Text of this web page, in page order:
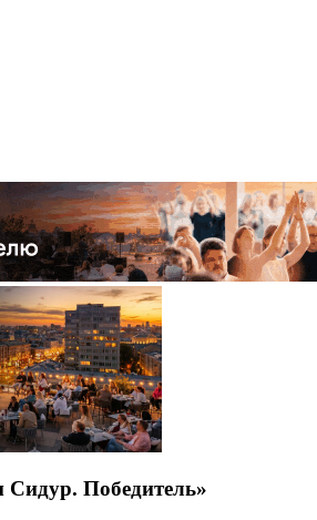
Победитель»